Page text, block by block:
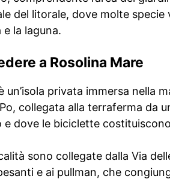
del litorale, dove molte
e la laguna.
a Rosolina Mare
un’isola privata immersa nella
collegata alla terraferma da
e dove le biciclette
sono collegate dalla Via
e ai pullman, che